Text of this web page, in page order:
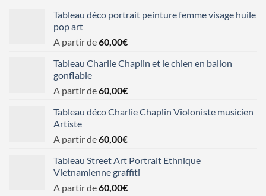
Tableau déco portrait peinture femme visage huile
pop art
A partir de60,00€
Tableau Charlie Chaplin et le chien en ballon
gonflable
A partir de60,00€
Tableau déco Charlie Chaplin Violoniste musicien
Artiste
A partir de60,00€
Tableau Street Art Portrait Ethnique
Vietnamienne graffiti
A partir de60,00€